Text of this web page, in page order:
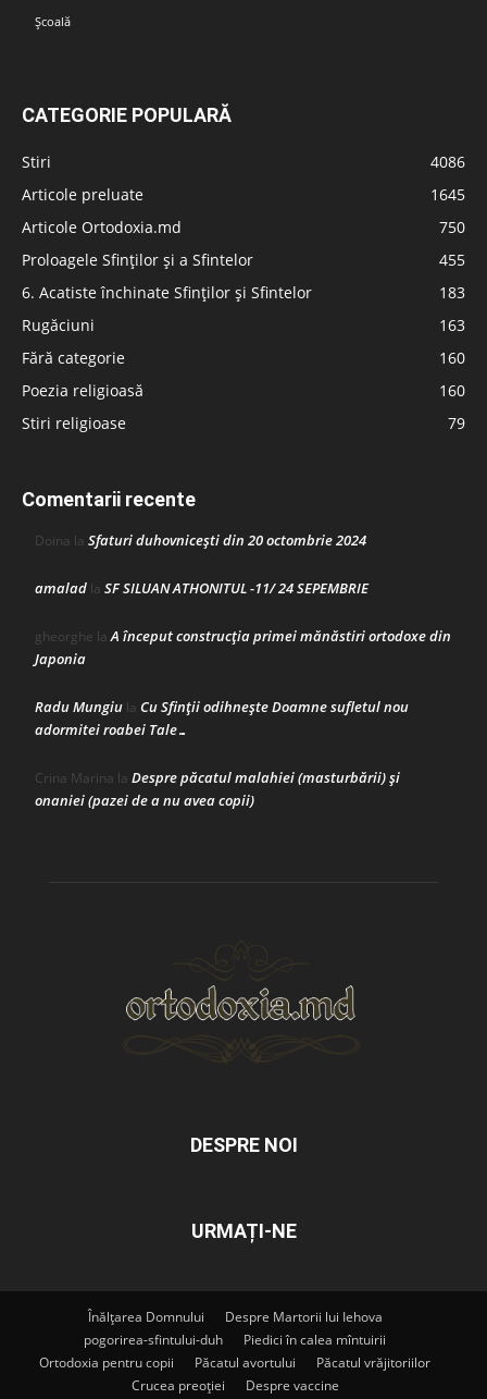
Școală
CATEGORIE POPULARĂ
Stiri
4086
Articole preluate
1645
Articole Ortodoxia.md
750
Proloagele Sfinților și a Sfintelor
455
6. Acatiste închinate Sfinților și Sfintelor
183
Rugăciuni
163
Fără categorie
160
Poezia religioasă
160
Stiri religioase
79
Comentarii recente
Doina la Sfaturi duhovnicești din 20 octombrie 2024
amalad la SF SILUAN ATHONITUL -11/ 24 SEPEMBRIE
gheorghe laA început construcţia primei mănăstiri ortodoxe din
Japonia
Radu Mungiu la Cu Sfinții odihnește Doamne sufletul nou
adormitei roabei Tale…
Crina Marina la Despre păcatul malahiei (masturbării) şi
onaniei (pazei de a nu avea copii)
DESPRE NOI
URMAȚI-NE
Înălțarea Domnului
Despre Martorii lui Iehova
pogorirea-sfintului-duh
Piedici în calea mîntuirii
Ortodoxia pentru copii
Păcatul avortului
Păcatul vrăjitoriilor
Crucea preoției
Despre vaccine